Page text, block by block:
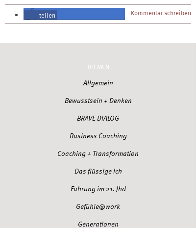
teilen
teilen
Kommentar schreiben
THEMEN
Allgemein
Bewusstsein + Denken
BRAVE DIALOG
Business Coaching
Coaching + Transformation
Das flüssige Ich
Führung im 21. Jhd
Gefühle@work
Generationen